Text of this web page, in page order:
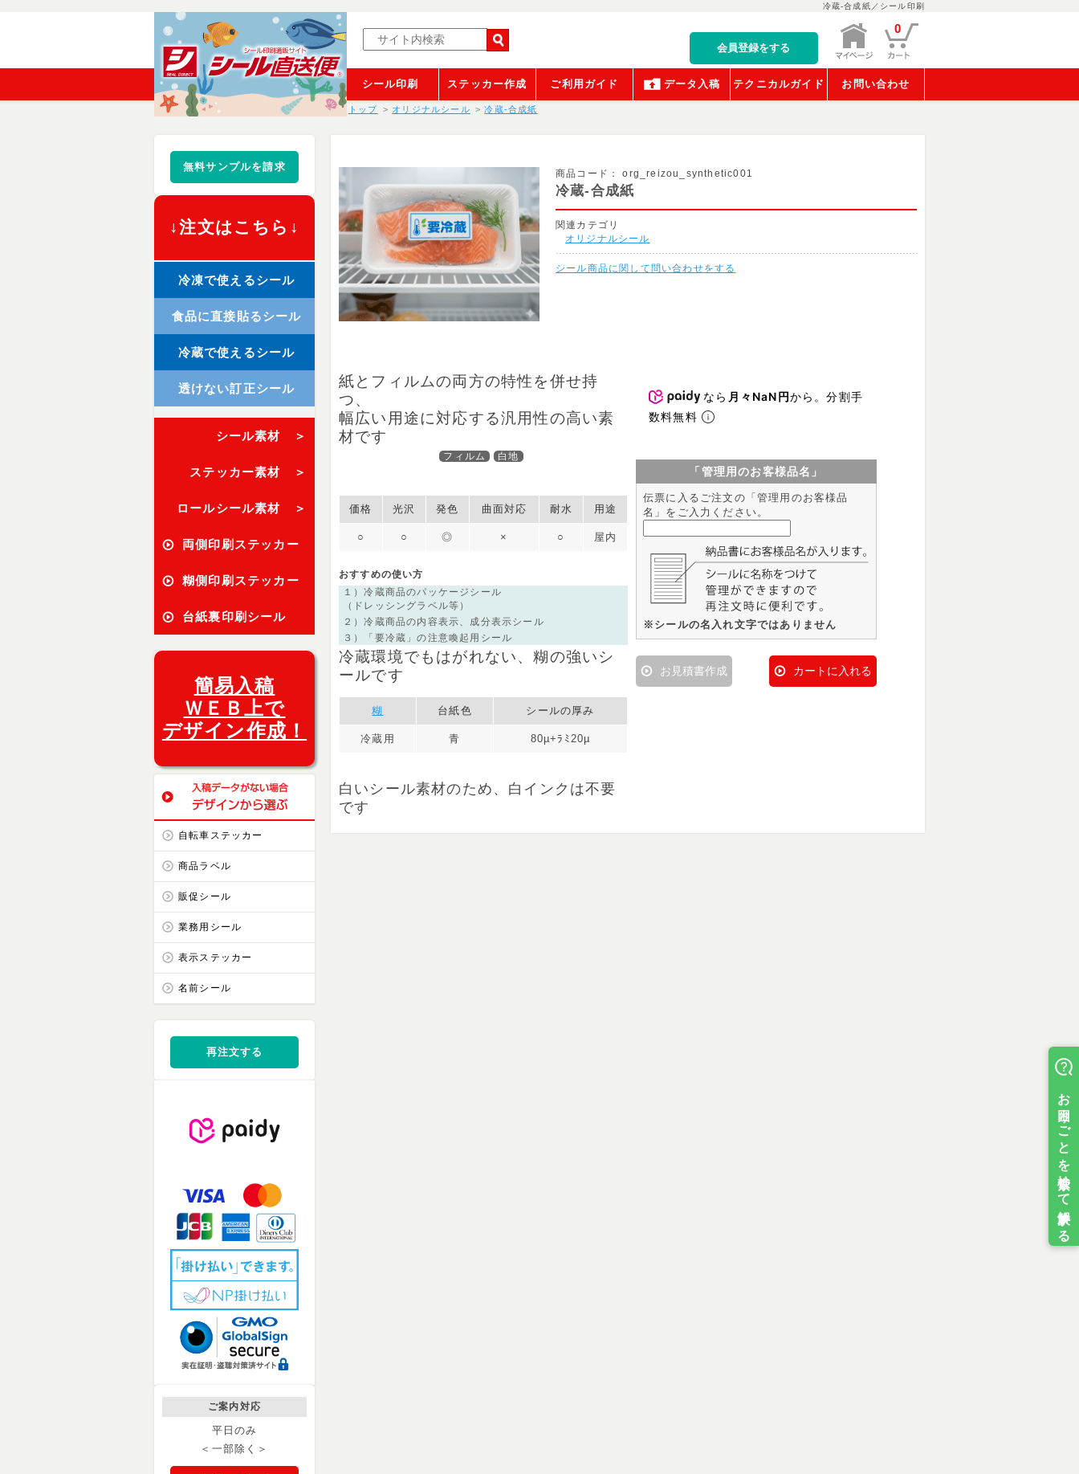
冷蔵-合成紙／シール印刷
会員登録をする
0
シール印刷 ステッカー作成 ご利用ガイド データ入稿 テクニカルガイド お問い合わせ
トップ オリジナルシール 冷蔵-合成紙
無料サンプルを請求
↓注文はこちら↓
冷凍で使えるシール
食品に直接貼るシール
冷蔵で使えるシール
透けない訂正シール
シール素材 ＞
ステッカー素材 ＞
ロールシール素材 ＞
両側印刷ステッカー
糊側印刷ステッカー
台紙裏印刷シール
簡易入稿
ＷＥＢ上で
デザイン作成！
自転車ステッカー
商品ラベル
販促シール
業務用シール
表示ステッカー
名前シール
再注文する
ご案内対応
平日のみ
＜一部除く＞
商品コード： org_reizou_synthetic001
冷蔵-合成紙
関連カテゴリ
オリジナルシール
シール商品に関して問い合わせをする
紙と​フィルムの​両方の​特性を​併せ持
つ、
幅​広い用途に​対応する​汎用性の​高い​素
材です
フィルム 白地
価格 光沢 発色 曲面対応 耐水 用途
○ ○ ◎ × ○ 屋内
おすすめの使い方
１）​冷蔵商品の​パッケージシール
（ドレッシングラベル等）​
２）​冷蔵商品の​内容表示、​成分​表示シール
３）​「要​冷蔵」の​注意喚起用シール
冷蔵環境でもはがれない、糊の強いシ
ールです
糊 台紙色 シールの厚み
冷蔵用 青 80µ+ﾗﾐ20µ
白いシール素材のため、白インクは不要
です
なら 月々NaN円から。分割手
数料無料
「管理用のお客様品名」
伝票に入るご注文の「管理用のお客様品
名」をご入力ください。
※シールの名入れ文字ではありません
お見積書作成 カートに入れる